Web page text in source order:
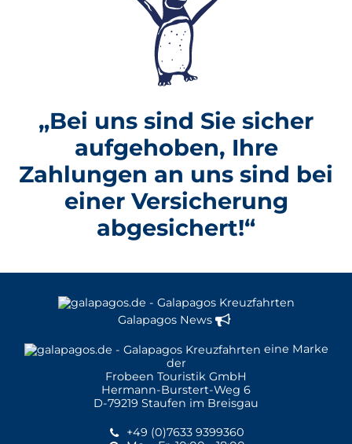
„Bei uns sind Sie sicher
aufgehoben, Ihre
Zahlungen an uns sind bei
einer Versicherung
abgesichert!“
Galapagos News
eine Marke
der
Frobeen Touristik GmbH
Hermann-Burstert-Weg 6
D-79219 Staufen im Breisgau
+49 (0)7633 9399360